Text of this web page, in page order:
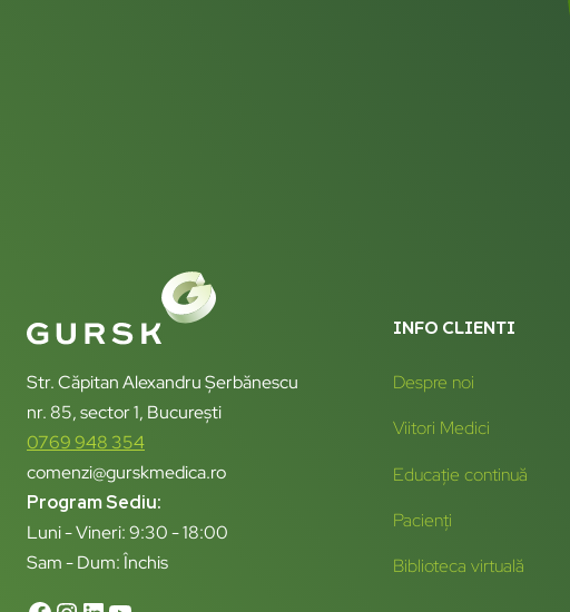
Str. Căpitan Alexandru Șerbănescu
nr. 85, sector 1, București
0769 948 354
comenzi@gurskmedica.ro
Program Sediu:
Luni - Vineri: 9:30 - 18:00
Sam - Dum: Închis
INFO CLIENTI
Despre noi
Viitori Medici
Educație continuă
Pacienți
Biblioteca virtuală